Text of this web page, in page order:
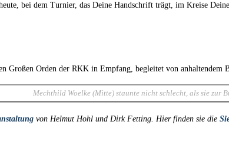
bei dem Turnier, das Deine Handschrift trägt, im Kreise
Großen Orden der RKK in Empfang, begleitet von anhaltendem
Mechthild Woelke (Mitte) staunte nicht schlecht, als sie zur
von Helmut Hohl und Dirk Fetting. Hier finden sie die